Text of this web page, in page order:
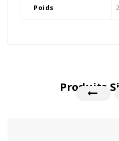
Poids
Produits